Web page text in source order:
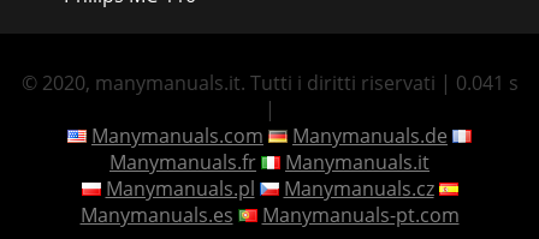
© 2020, manymanuals.it. Tutti i diritti riservati | 0.041 s
|
Manymanuals.com
Manymanuals.de
Manymanuals.fr
Manymanuals.it
Manymanuals.pl
Manymanuals.cz
Manymanuals.es
Manymanuals-pt.com